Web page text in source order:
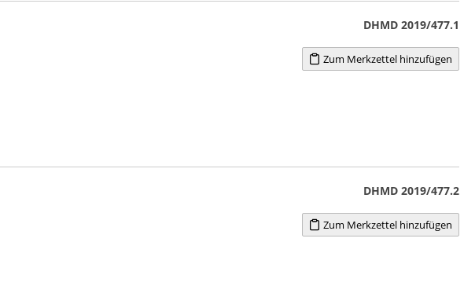
DHMD 2019/477.1
Zum Merkzettel hinzufügen
DHMD 2019/477.2
Zum Merkzettel hinzufügen